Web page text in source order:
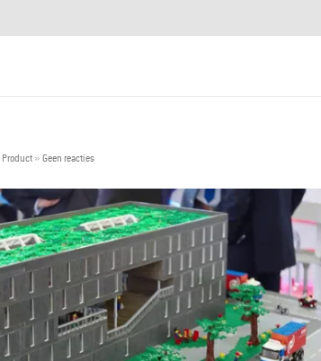
Product » Geen reacties